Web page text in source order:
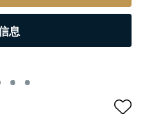
息